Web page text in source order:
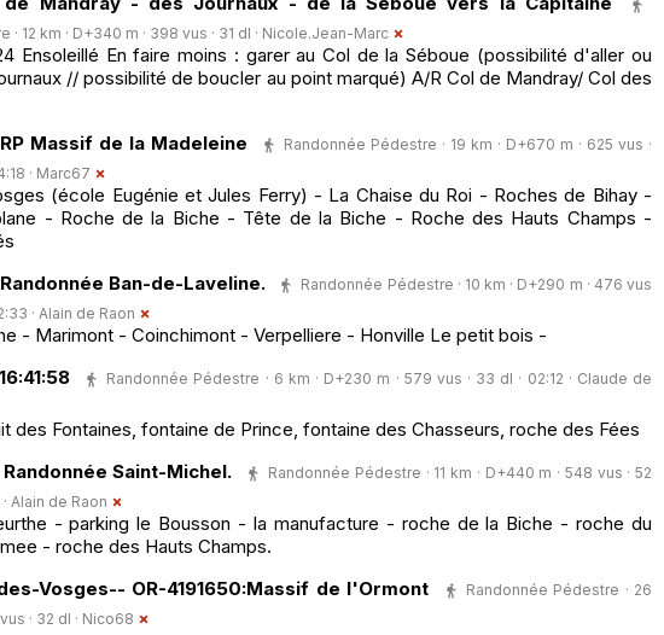
12 km · D+340 m · 398 vus · 31 dl · Nicole.Jean-Marc
Ensoleillé En faire moins : garer au Col de la Séboue (possibilité d'aller ou
// possibilité de boucler au point marqué) A/R Col de Mandray/ Col des
Massif de la Madeleine
Randonnée Pédestre · 19 km · D+670 m · 625 vus ·
· Marc67
(école Eugénie et Jules Ferry) - La Chaise du Roi - Roches de Bihay -
- Roche de la Biche - Tête de la Biche - Roche des Hauts Champs -
Ban-de-Laveline.
Randonnée Pédestre · 10 km · D+290 m · 476 vus
· Alain de Raon
- Marimont - Coinchimont - Verpelliere - Honville Le petit bois -
Randonnée Pédestre · 6 km · D+230 m · 579 vus · 33 dl · 02:12 · Claude de
des Fontaines, fontaine de Prince, fontaine des Chasseurs, roche des Fées
Saint-Michel.
Randonnée Pédestre · 11 km · D+440 m · 548 vus · 52
Alain de Raon
- parking le Bousson - la manufacture - roche de la Biche - roche du
- roche des Hauts Champs.
Vosges-- OR-4191650:Massif de l'Ormont
Randonnée Pédestre · 26
· 32 dl · Nico68